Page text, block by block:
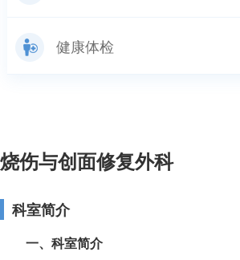
健康体检
烧伤与创面修复外科
科室简介
一、科室简介